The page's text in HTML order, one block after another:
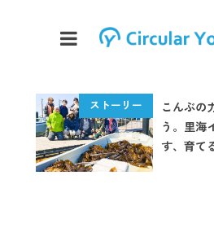
こんぶの
う。里海
す、育て